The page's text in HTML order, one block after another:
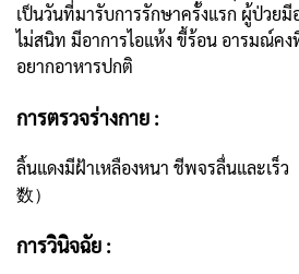
เป็นวันที่มารับการรักษาครั้งแรก ผู้ป่วย
ไม่สนิท มีอาการไอแห้ง ขี้ร้อน อารมณ์ค
อยากอาหารปกติ
การตรวจร่างกาย :
ลิ้นแดงมีฝ้าเหลืองหนา ชีพจรลื่นและเร็ว
数）
การวินิจฉัย :